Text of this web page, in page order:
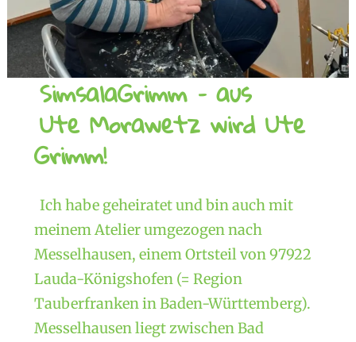
SimsalaGrimm – aus
Ute Morawetz wird Ute
Grimm!
Ich habe geheiratet und bin auch mit
meinem Atelier umgezogen nach
Messelhausen, einem Ortsteil von 97922
Lauda-Königshofen (= Region
Tauberfranken in Baden-Württemberg).
Messelhausen liegt zwischen Bad